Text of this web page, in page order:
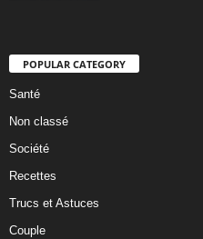
POPULAR CATEGORY
Santé
Non classé
Société
Recettes
Trucs et Astuces
Couple